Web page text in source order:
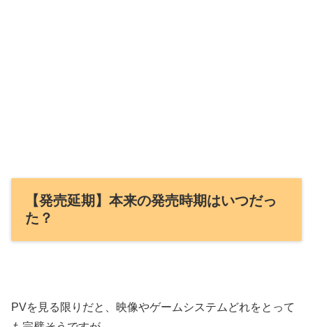
【発売延期】本来の発売時期はいつだっ
た？
PVを見る限りだと、映像やゲームシステムどれをとって